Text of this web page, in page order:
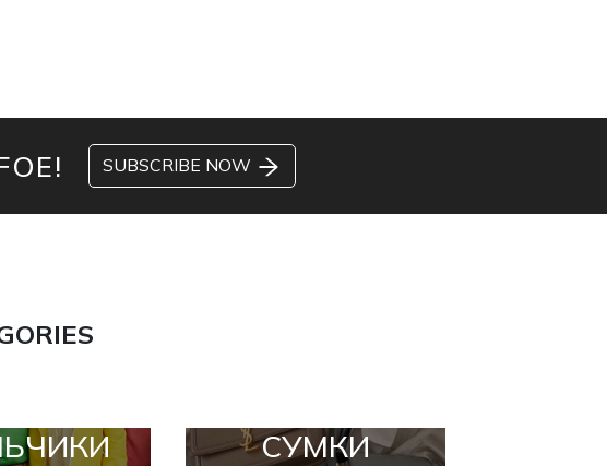
SUBSCRIBE NOW
СУМКИ